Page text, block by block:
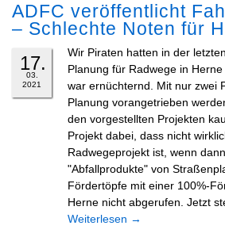
ADFC veröffentlicht
– Schlechte Noten für
17.
03.
2021
Wir Piraten hatten in der
Planung für Radwege in
war ernüchternd. Mit nur zwei
Planung vorangetrieben
den vorgestellten Projekten
Projekt dabei, dass nicht
Radwegeprojekt ist, wenn
"Abfallprodukte" von
Fördertöpfe mit einer 100%-
Herne nicht abgerufen. Jetzt
Weiterlesen →